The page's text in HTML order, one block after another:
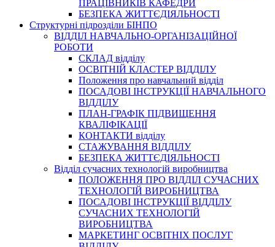
ПРАЦІВНИКІВ КАФЕДРИ
БЕЗПЕКА ЖИТТЄДІЯЛЬНОСТІ
Структурні підрозділи БІНПО
ВІДДІЛ НАВЧАЛЬНО-ОРГАНІЗАЦІЙНОЇ
РОБОТИ
СКЛАД відділу
ОСВІТНІЙ КЛАСТЕР ВІДДІЛУ
Положення про навчальний вiддiл
ПОСАДОВІ ІНСТРУКЦІЇ НАВЧАЛЬНОГО
ВІДДІЛУ
ПЛАН-ГРАФІК ПІДВИЩЕННЯ
КВАЛІФІКАЦІЇ
КОНТАКТИ відділу
СТАЖУВАННЯ ВІДДІЛУ
БЕЗПЕКА ЖИТТЄДІЯЛЬНОСТІ
Відділ сучасних технологій виробництва
ПОЛОЖЕННЯ ПРО ВІДДІЛ СУЧАСНИХ
ТЕХНОЛОГІЙ ВИРОБНИЦТВА
ПОСАДОВІ ІНСТРУКЦІЇ ВІДДІЛУ
СУЧАСНИХ ТЕХНОЛОГІЙ
ВИРОБНИЦТВА
МАРКЕТИНГ ОСВІТНІХ ПОСЛУГ